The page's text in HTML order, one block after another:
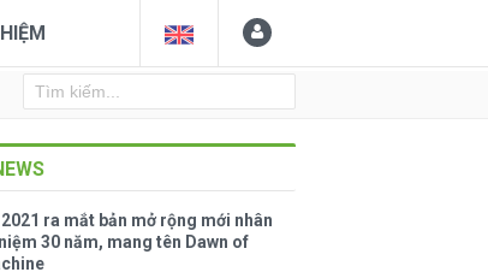
ra mắt bản mở rộng mới nhân
30 năm, mang tên Dawn of